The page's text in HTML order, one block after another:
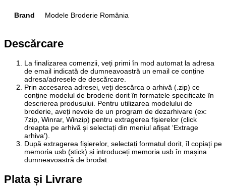
Brand Modele Broderie România
Descărcare
La finalizarea comenzii, veți primi în mod automat la adresa
de email indicată de dumneavoastră un email ce conține
adresa/adresele de descărcare.
Prin accesarea adresei, veți descărca o arhivă (.zip) ce
conține modelul de broderie dorit în formatele specificate în
descrierea produsului. Pentru utilizarea modelului de
broderie, aveți nevoie de un program de dezarhivare (ex:
7zip, Winrar, Winzip) pentru extragerea fișierelor (click
dreapta pe arhivă și selectați din meniul afișat ‘Extrage
arhiva’).
După extragerea fișierelor, selectați formatul dorit, îl copiați pe
memoria usb (stick) și introduceți memoria usb în mașina
dumneavoastră de brodat.
Plata și Livrare